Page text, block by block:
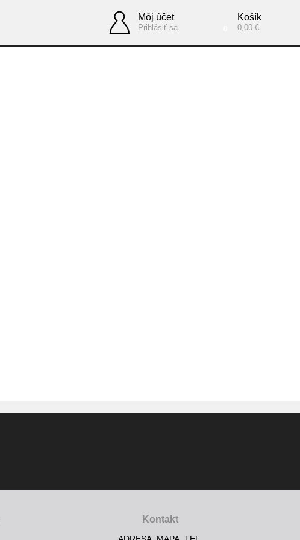
Košík
0,00 €
Môj účet
Prihlásiť sa
Kontakt